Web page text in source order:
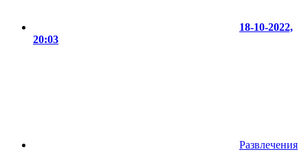
18-10-2022,
20:03
Развлечения